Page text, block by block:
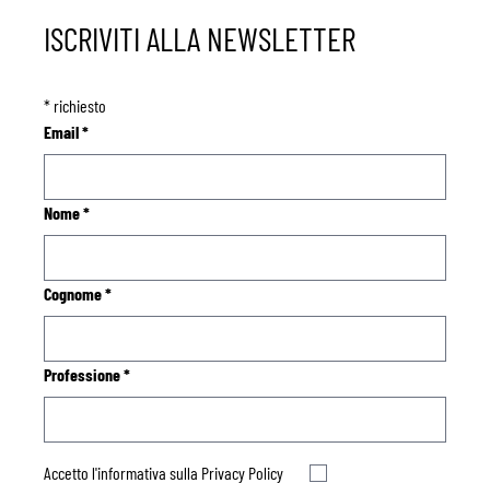
ISCRIVITI ALLA NEWSLETTER
* richiesto
Email*
Nome*
Cognome*
Professione*
Accetto l'informativa sulla Privacy Policy